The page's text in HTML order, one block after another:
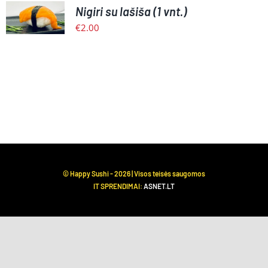
KREPŠELĮ
/
Nigiri su lašiša (1 vnt.)
€2.00
© Happy Sushi -2026 | Visos teisės saugomos
IT SPRENDIMAI: ASNET.LT